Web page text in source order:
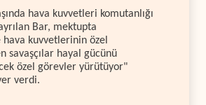
hava kuvvetleri komutanlığı
Bar, mektupta
kuvvetlerinin özel
savaşçılar hayal gücünü
özel görevler yürütüyor"
verdi.